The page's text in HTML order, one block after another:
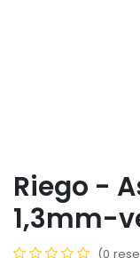
Riego -
1,3mm-
(0